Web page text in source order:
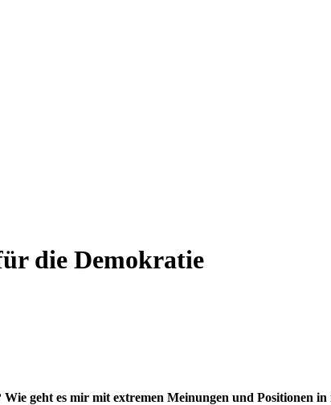
die Demokratie
geht es mir mit extremen Meinungen und Positionen in